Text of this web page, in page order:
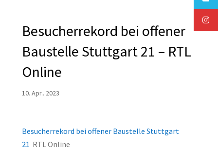
Besucherrekord bei offener
Baustelle Stuttgart 21 – RTL
Online
10. Apr.. 2023
Besucherrekord bei offener Baustelle Stuttgart
21 RTL Online